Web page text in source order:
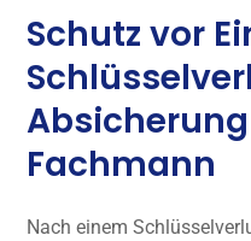
Schutz vor
Fachmann
Nach einem